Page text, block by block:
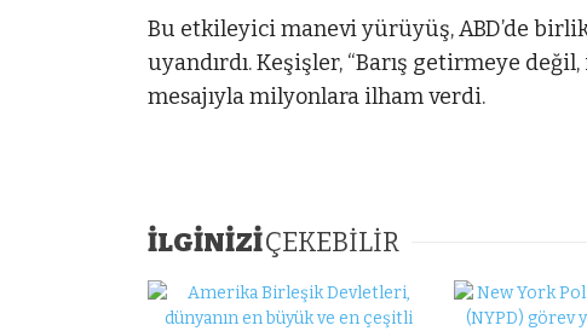
Bu etkileyici manevi yürüyüş, ABD’de
uyandırdı. Keşişler, “Barış getirmeye
mesajıyla milyonlara ilham verdi.
İLGİNİZİÇEKEBİLİR